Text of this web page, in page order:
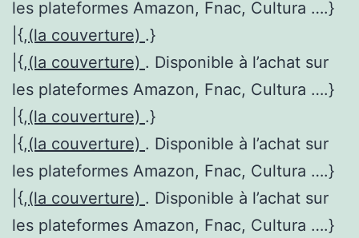
les plateformes Amazon, Fnac, Cultura ….}
|{,(la couverture) .}
|{,(la couverture) . Disponible à l’achat sur
les plateformes Amazon, Fnac, Cultura ….}
|{,(la couverture) .}
|{,(la couverture) . Disponible à l’achat sur
les plateformes Amazon, Fnac, Cultura ….}
|{,(la couverture) . Disponible à l’achat sur
les plateformes Amazon, Fnac, Cultura ….}